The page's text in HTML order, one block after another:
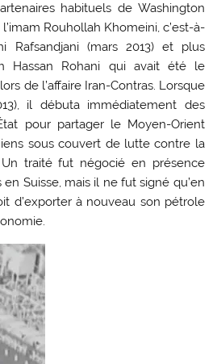
habituels de Washington
Rouhollah Khomeini, c’est-à-
Rafsandjani (mars 2013) et plus
Hassan Rohani qui avait été le
de l’affaire Iran-Contras. Lorsque
il débuta immédiatement des
pour partager le Moyen-Orient
sous couvert de lutte contre la
traité fut négocié en présence
Suisse, mais il ne fut signé qu’en
d’exporter à nouveau son pétrole